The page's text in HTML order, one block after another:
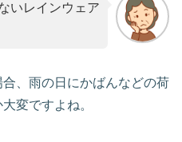
いレインウェア
、雨の日にかばんなどの荷
変ですよね。